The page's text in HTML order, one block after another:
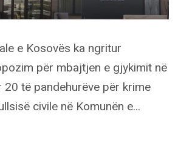
e Kosovës ka ngritur
për mbajtjen e gjykimit në
20 të pandehurëve për krime
civile në Komunën e...